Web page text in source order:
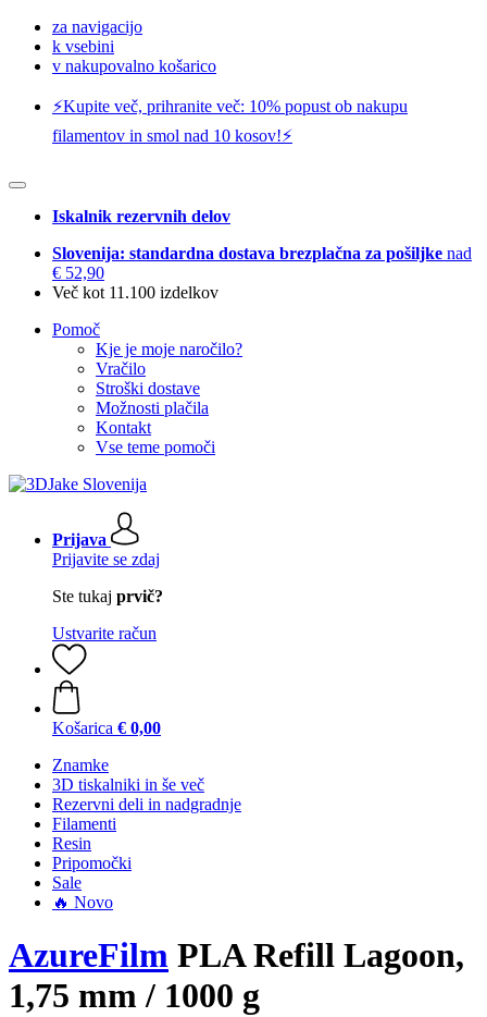
za navigacijo
k vsebini
v nakupovalno košarico
⚡️Kupite več, prihranite več: 10% popust ob nakupu
filamentov in smol nad 10 kosov!⚡️
Iskalnik rezervnih delov
Slovenija: standardna dostava brezplačna za pošiljke nad
€ 52,90
Več kot 11.100 izdelkov
Pomoč
Kje je moje naročilo?
Vračilo
Stroški dostave
Možnosti plačila
Kontakt
Vse teme pomoči
Prijava
Prijavite se zdaj
Ste tukaj prvič?
Ustvarite račun
Košarica € 0,00
Znamke
3D tiskalniki in še več
Rezervni deli in nadgradnje
Filamenti
Resin
Pripomočki
Sale
🔥 Novo
AzureFilm PLA Refill Lagoon,
1,75 mm / 1000 g